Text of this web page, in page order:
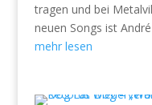
tragen und bei
neuen Songs ist
mehr lesen